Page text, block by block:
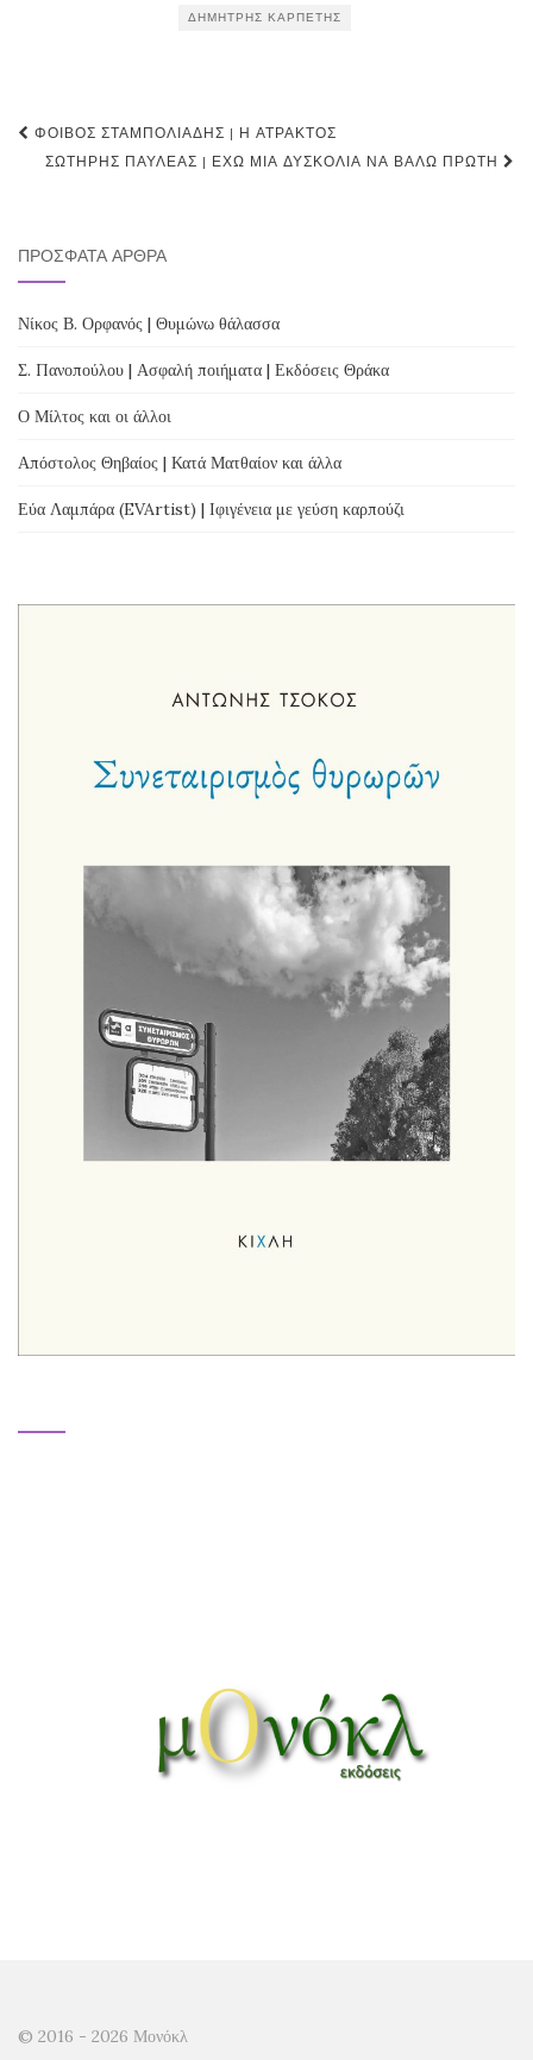
ΔΗΜΉΤΡΗΣ ΚΑΡΠΈΤΗΣ
Post
navigation
ΦΟΊΒΟΣ ΣΤΑΜΠΟΛΙΆΔΗΣ | Η ΆΤΡΑΚΤΟΣ
ΣΩΤΉΡΗΣ ΠΑΥΛΈΑΣ | ΈΧΩ ΜΙΑ ΔΥΣΚΟΛΊΑ ΝΑ ΒΆΛΩ ΠΡΏΤΗ
ΠΡΌΣΦΑΤΑ ΆΡΘΡΑ
Νίκος Β. Ορφανός | Θυμώνω θάλασσα
Σ. Πανοπούλου | Ασφαλή ποιήματα | Εκδόσεις Θράκα
Ο Μίλτος και οι άλλοι
Απόστολος Θηβαίος | Κατά Ματθαίον και άλλα
Εύα Λαμπάρα (EVArtist) | Ιφιγένεια με γεύση καρπούζι